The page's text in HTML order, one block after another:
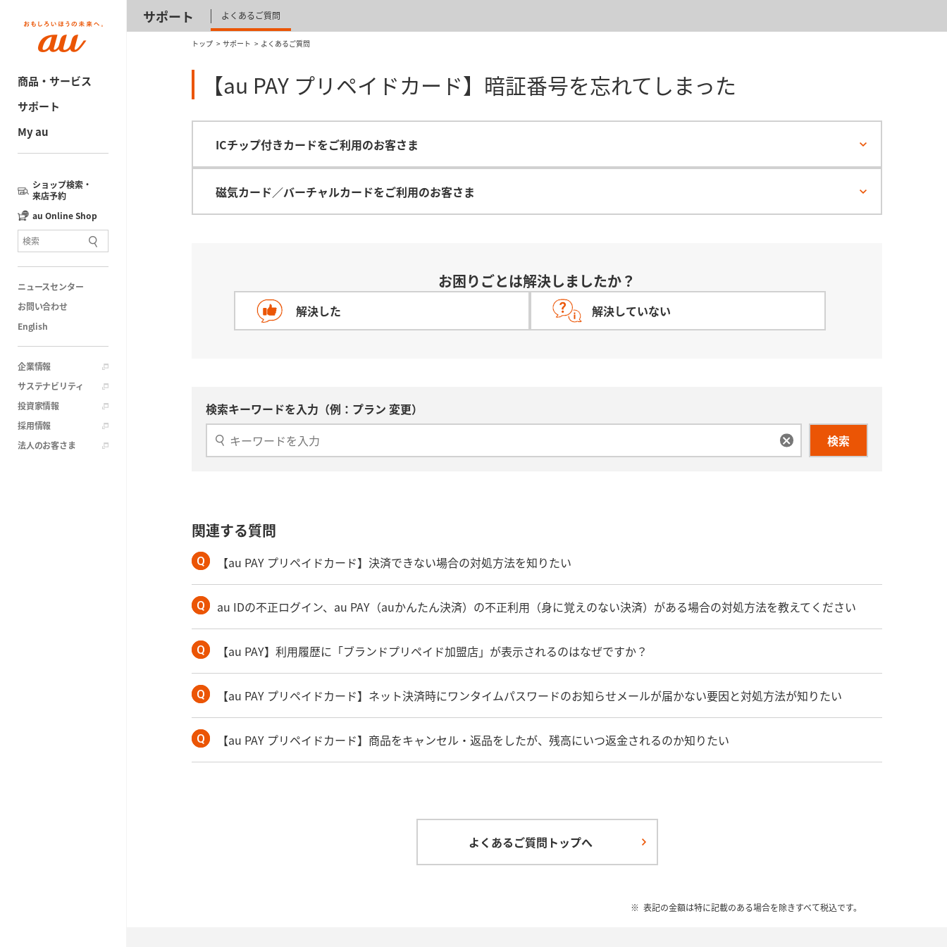
商品・サービス
サポート
My au
ショップ検索・
来店予約
au Online Shop
ニュースセンター
お問い合わせ
English
企業情報
サステナビリティ
投資家情報
採用情報
法人のお客さま
サポート よくあるご質問
トップ サポート よくあるご質問
【au PAY プリペイドカード】暗証番号を忘れてしまった
ICチップ付きカードをご利用のお客さま
磁気カード／バーチャルカードをご利用のお客さま
お困りごとは解決しましたか？
解決した 解決していない
検索キーワードを入力（例：プラン 変更）
検索
関連する質問
【au PAY プリペイドカード】決済できない場合の対処方法を知りたい
au IDの不正ログイン、au PAY（auかんたん決済）の不正利用（身に覚えのない決済）がある場合の対処方法を教えてください
【au PAY】利用履歴に「ブランドプリペイド加盟店」が表示されるのはなぜですか？
【au PAY プリペイドカード】ネット決済時にワンタイムパスワードのお知らせメールが届かない要因と対処方法が知りたい
【au PAY プリペイドカード】商品をキャンセル・返品をしたが、残高にいつ返金されるのか知りたい
よくあるご質問トップへ
表記の金額は特に記載のある場合を除きすべて税込です。